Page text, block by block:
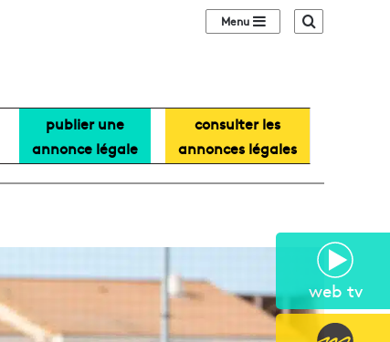
web tv
Sidebar (barre
publier une
annonce légale
consulter les
annonces légales